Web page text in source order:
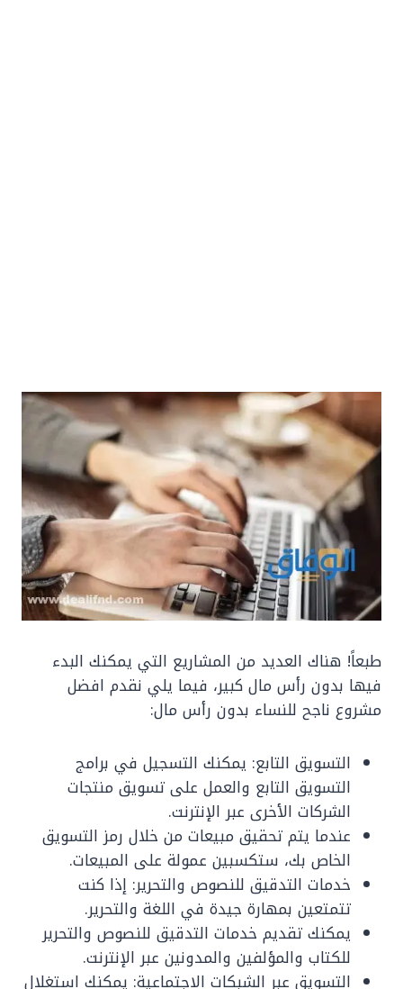
طبعاً! هناك العديد من المشاريع التي يمكنك البدء
فيها بدون رأس مال كبير، فيما يلي نقدم افضل
مشروع ناجح للنساء بدون رأس مال:
التسويق التابع: يمكنك التسجيل في برامج
التسويق التابع والعمل على تسويق منتجات
الشركات الأخرى عبر الإنترنت.
عندما يتم تحقيق مبيعات من خلال رمز التسويق
الخاص بك، ستكسبين عمولة على المبيعات.
خدمات التدقيق للنصوص والتحرير: إذا كنت
تتمتعين بمهارة جيدة في اللغة والتحرير.
يمكنك تقديم خدمات التدقيق للنصوص والتحرير
للكتاب والمؤلفين والمدونين عبر الإنترنت.
التسويق عبر الشبكات الاجتماعية: يمكنك استغلال